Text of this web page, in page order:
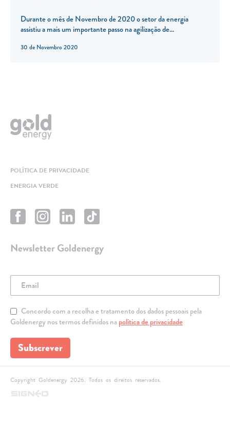
30 de Novembro 2020
Durante o mês de Novembro de 2020 o setor da energia
assistiu a mais um importante passo na agilização de...
POLÍTICA DE PRIVACIDADE
ENERGIA VERDE
Newsletter Goldenergy
Concordo com a recolha e tratamento dos dados pessoais pela
Goldenergy nos termos definidos napolítica de privacidade
Subscrever
Copyright Goldenergy 2026. Todos os direitos reservados.